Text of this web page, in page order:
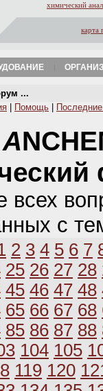
химический
карта
...
Помощь
A
с
2 3 4 5 6 7
25 26 27 28
45 46 47 48
65 66 67 68
85 86 87 88
104 105
119 120